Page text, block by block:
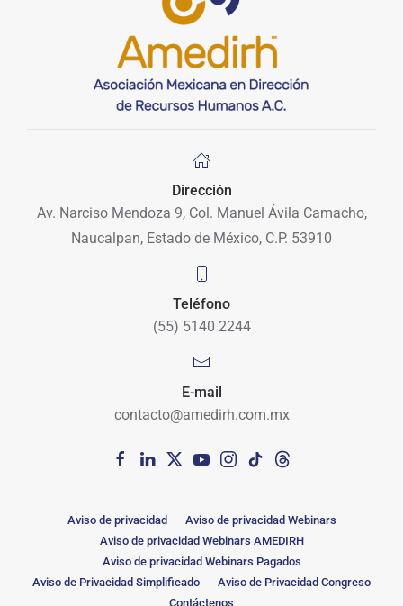
Dirección
Av. Narciso Mendoza 9, Col. Manuel Ávila Camacho,
Naucalpan, Estado de México, C.P. 53910
Teléfono
(55) 5140 2244
E-mail
contacto@amedirh.com.mx
Aviso de privacidad
Aviso de privacidad Webinars
Aviso de privacidad Webinars AMEDIRH
Aviso de privacidad Webinars Pagados
Aviso de Privacidad Simplificado
Aviso de Privacidad Congreso
Contáctenos